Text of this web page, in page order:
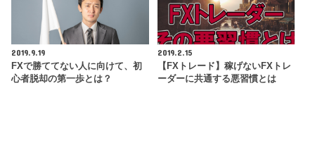
2019.9.19
FXで勝ててない人に向けて、初
心者脱却の第一歩とは？
2019.2.15
【FXトレード】稼げないFXトレ
ーダーに共通する悪習慣とは